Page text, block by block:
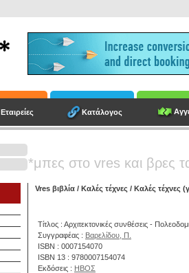
Εταιρείες Κατάλογος
*μπες στο vres και βρες
Vres βιβλία / Καλές τέχνες / Καλές τέχνες
Τίτλος : Αρχιτεκτονικές συνθέσεις -
Συγγραφέας : Βαρελίδου, Π.
ISBN : 0007154070
ISBN 13 : 9780007154074
Εκδόσεις : ΗΒΟΣ